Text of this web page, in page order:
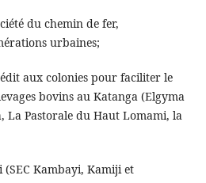
du chemin de fer,
urbaines;
aux colonies pour faciliter le
bovins au Katanga (Elgyma
La Pastorale du Haut Lomami, la
(SEC Kambayi, Kamiji et